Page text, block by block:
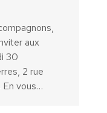
aux
30
2 rue
En vous…